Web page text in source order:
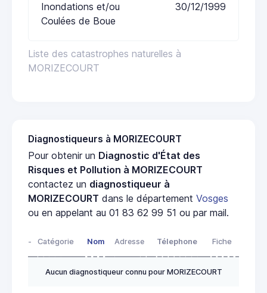
Liste des catastrophes naturelles à
MORIZECOURT
Inondations et/ou
Coulées de Boue
30/12/1999
Diagnostiqueurs à MORIZECOURT
Pour obtenir un Diagnostic d'État des
Risques et Pollution à MORIZECOURT
contactez un diagnostiqueur à
MORIZECOURT dans le département Vosges
ou en appelant au 01 83 62 99 51 ou par mail.
- Catégorie Nom Adresse Télephone Fiche
Aucun diagnostiqueur connu pour MORIZECOURT